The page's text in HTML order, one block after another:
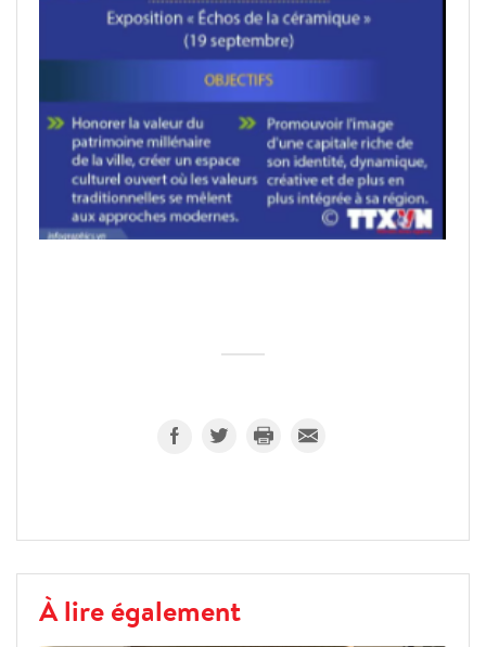
À lire également